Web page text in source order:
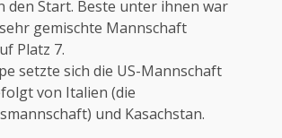
den Start. Beste unter ihnen war
gemischte Mannschaft
Platz 7.
setzte sich die US-Mannschaft
von Italien (die
und Kasachstan.